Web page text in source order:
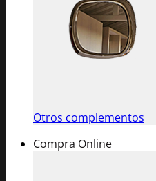
Otros complementos
Compra Online